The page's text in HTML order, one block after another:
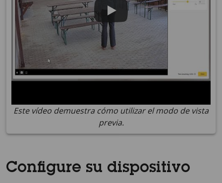
Este vídeo demuestra cómo utilizar el modo de vista
previa.
Configure su dispositivo